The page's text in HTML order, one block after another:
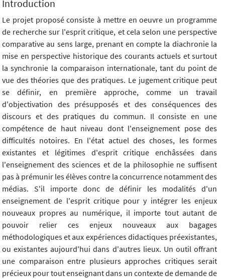
Introduction
Le projet proposé consiste à mettre en oeuvre un programme
de recherche sur l'esprit critique, et cela selon une perspective
comparative au sens large, prenant en compte la diachronie la
mise en perspective historique des courants actuels et surtout
la synchronie la comparaison internationale, tant du point de
vue des théories que des pratiques. Le jugement critique peut
se définir, en première approche, comme un travail
d'objectivation des présupposés et des conséquences des
discours et des pratiques du commun. Il consiste en une
compétence de haut niveau dont l'enseignement pose des
difficultés notoires. En l'état actuel des choses, les formes
existantes et légitimes d'esprit critique enchâssées dans
l'enseignement des sciences et de la philosophie ne suffisent
pas à prémunir les élèves contre la concurrence notamment des
médias. S'il importe donc de définir les modalités d'un
enseignement de l'esprit critique pour y intégrer les enjeux
nouveaux propres au numérique, il importe tout autant de
pouvoir relier ces enjeux nouveaux aux bagages
méthodologiques et aux expériences didactiques préexistantes,
ou existantes aujourd'hui dans d'autres lieux. Un outil offrant
une comparaison entre plusieurs approches critiques serait
précieux pour tout enseignant dans un contexte de demande de